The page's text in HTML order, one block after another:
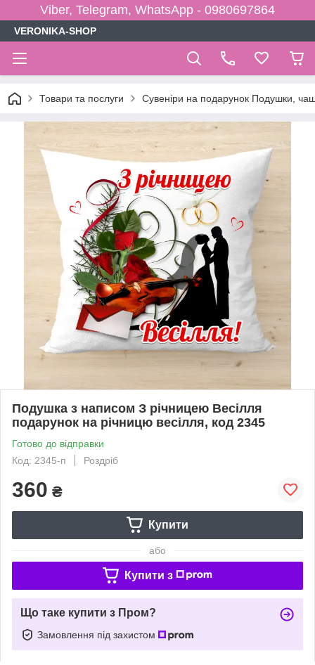
Viber, Telegram, WhatsApp - 0980697864
VERONIKA-SHOP
Товари та послуги Сувеніри на подарунок Подушки,
Подушка з написом З річницею Весілля
подарунок на річницю весілля, код 2345
Готово до відправки
Код: 2345-п
Роздріб
360 ₴
Купити
або
Купити з
Що таке купити з Пром?
Замовлення під захистом